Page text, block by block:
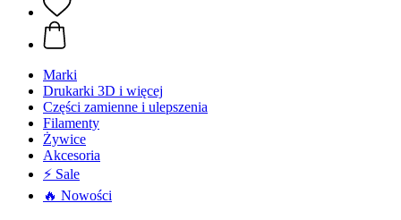
Marki
Drukarki 3D i więcej
Części zamienne i ulepszenia
Filamenty
Żywice
Akcesoria
⚡ Sale
🔥 Nowości